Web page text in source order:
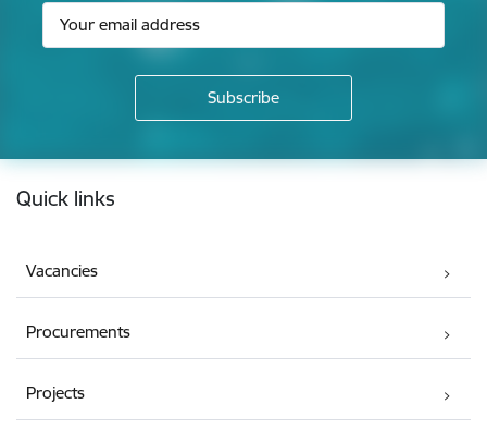
Footer
Quick links
Vacancies
Procurements
Projects